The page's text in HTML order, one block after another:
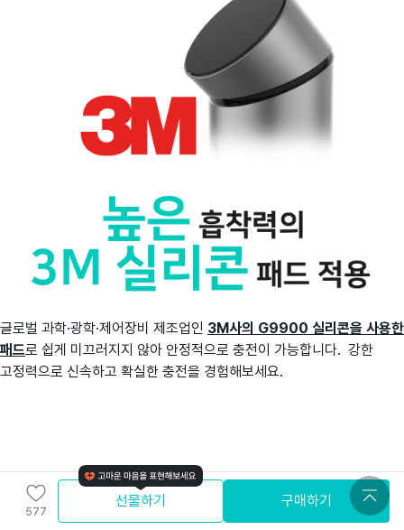
글로벌 과학·광학·제어장비 제조업인 3M사의 G9900 실리콘을 사용한
패드로 쉽게 미끄러지지 않아 안정적으로 충전이 가능합니다. 강한
고정력으로 신속하고 확실한 충전을 경험해보세요.
577
선물하기 구매하기